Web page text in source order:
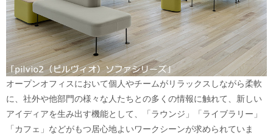
オープンオフィスにおいて個人やチームがリラックスしながら柔軟
に、社外や他部門の様々な人たちとの多くの情報に触れて、新しい
アイディアを生み出す機能として、「ラウンジ」「ライブラリー」
「カフェ」などがもつ居心地よいワークシーンが求められていま